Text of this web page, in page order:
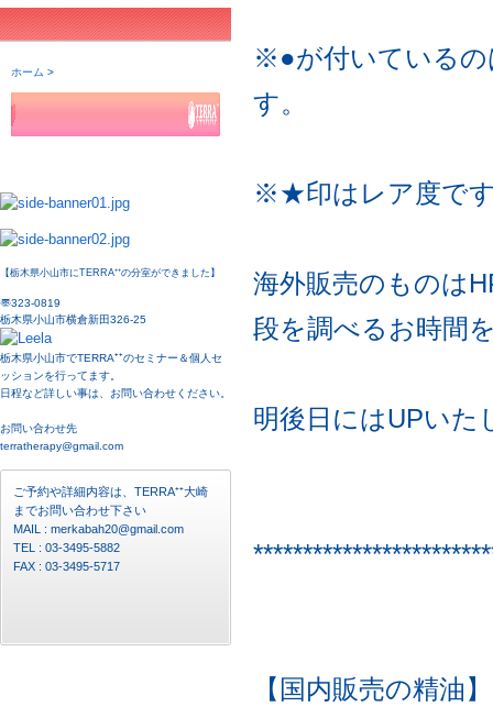
※●が付いているの
す。
※★印はレア度で
海外販売のものは
段を調べるお時間
明後日にはUPいた
【国内販売の精油】
【栃木県小山市にTERRA⁺⁺の分室ができました】
〠323-0819
栃木県小山市横倉新田326-25
栃木県小山市でTERRA⁺⁺のセミナー＆個人セ
ッションを行ってます。
日程など詳しい事は、お問い合わせください。
お問い合わせ先
terratherapy@gmail.com
ご予約や詳細内容は、TERRA⁺⁺大崎
までお問い合わせ下さい
MAIL : merkabah20@gmail.com
TEL : 03-3495-5882
FAX : 03-3495-5717